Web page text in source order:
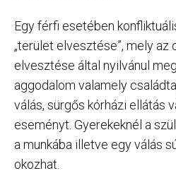
Egy férfi esetében
„terület elvesztése”, mely az
elvesztése által nyilvánul
aggodalom valamely
válás, sürgős kórházi ellátás
eseményt. Gyerekeknél a
a munkába illetve egy válás
okozhat.